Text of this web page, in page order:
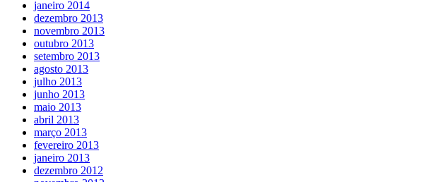
janeiro 2014
dezembro 2013
novembro 2013
outubro 2013
setembro 2013
agosto 2013
julho 2013
junho 2013
maio 2013
abril 2013
março 2013
fevereiro 2013
janeiro 2013
dezembro 2012